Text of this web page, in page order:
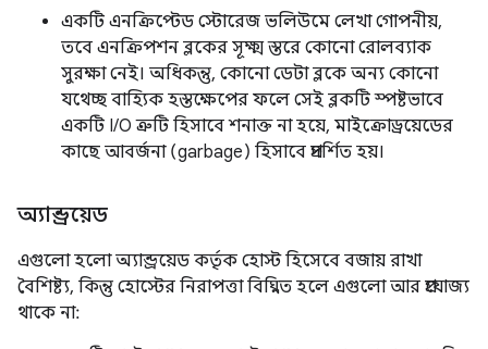
একটি এনক্রিপ্টেড স্টোরেজ ভলিউমে লেখা গোপনীয়,
তবে এনক্রিপশন ব্লকের সূক্ষ্ম স্তরে কোনো রোলব্যাক
সুরক্ষা নেই। অধিকন্তু, কোনো ডেটা ব্লকে অন্য কোনো
যথেচ্ছ বাহ্যিক হস্তক্ষেপের ফলে সেই ব্লকটি স্পষ্টভাবে
একটি I/O ত্রুটি হিসাবে শনাক্ত না হয়ে, মাইক্রোড্রয়েডের
কাছে আবর্জনা (garbage) হিসাবে প্রদর্শিত হয়।
অ্যান্ড্রয়েড
এগুলো হলো অ্যান্ড্রয়েড কর্তৃক হোস্ট হিসেবে বজায় রাখা
বৈশিষ্ট্য, কিন্তু হোস্টের নিরাপত্তা বিঘ্নিত হলে এগুলো আর প্রযোজ্য
থাকে না: